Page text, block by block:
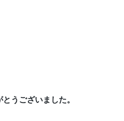
うございました。